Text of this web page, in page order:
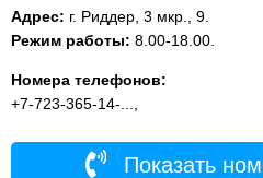
Адрес: г. Риддер, 3 мкр., 9.
Режим работы: 8.00-18.00.
Номера телефонов:
+7-723-365-14-...,
Показать